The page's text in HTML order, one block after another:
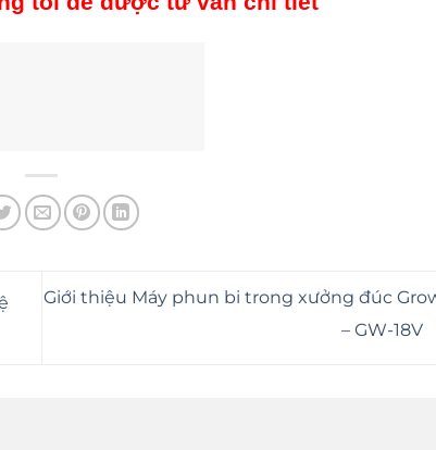
Giới thiệu Máy phun bi trong xưởng đúc
– GW-18V